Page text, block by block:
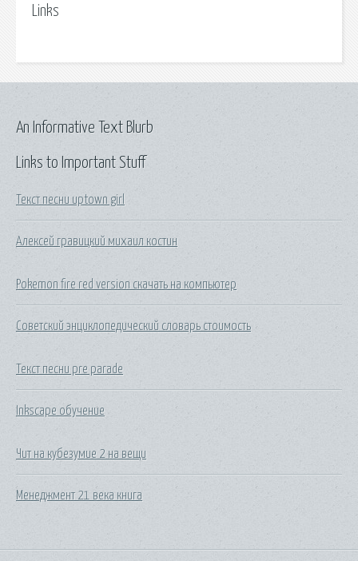
Links
Links to Important Stuff
Текст песни uptown girl
Алексей гравицкий михаил костин
Pokemon fire red version скачать на компьютер
Советский энциклопедический словарь стоимость
Текст песни pre parade
Inkscape обучение
Чит на кубезумие 2 на вещи
Менеджмент 21 века книга
An Informative Text Blurb